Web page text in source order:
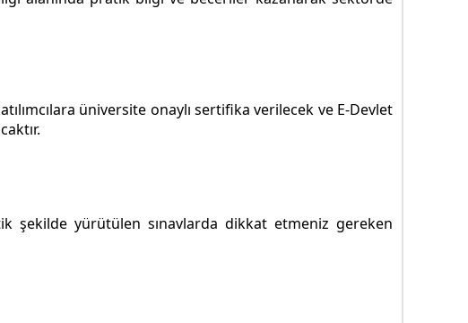
üniversite onaylı sertifika verilecek ve E-Devlet
şekilde yürütülen sınavlarda dikkat etmeniz gereken